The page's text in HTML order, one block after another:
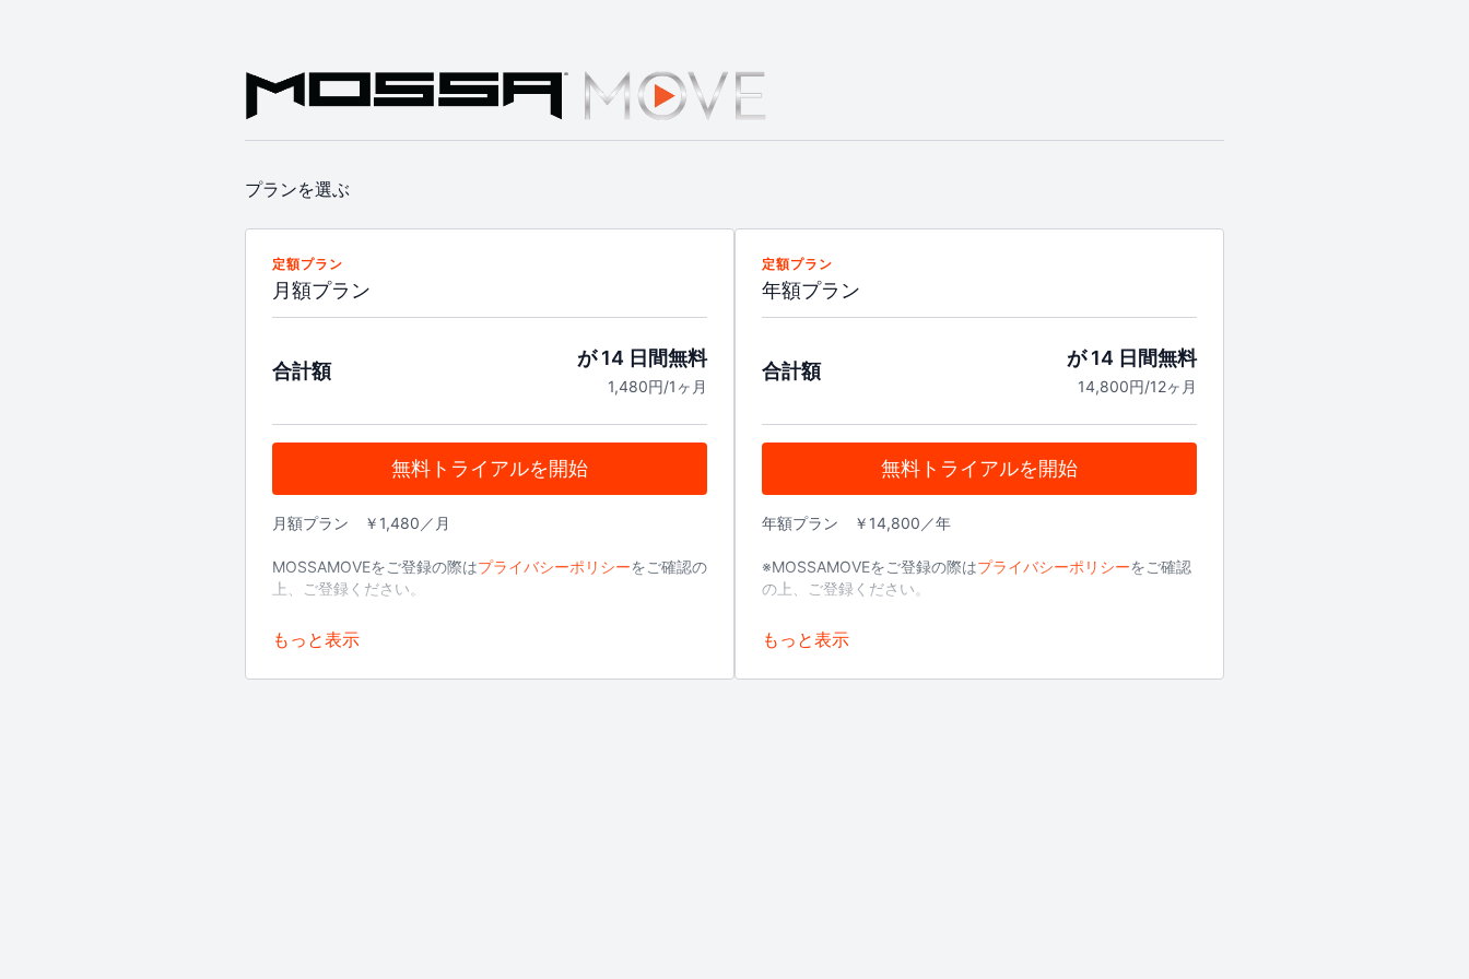
プランを選ぶ
定額プラン
月額プラン
合計額
が 14 日間無料
1,480円/1ヶ月
無料トライアルを開始
月額プラン ￥1,480／月
MOSSAMOVEをご登録の際はプライバシーポリシーをご確認の
上、ご登録ください。
※3Dセキュアを導入しました。詳細は
い
定額プラン
年額プラン
合計額
が 14 日間無料
14,800円/12ヶ月
無料トライアルを開始
年額プラン ￥14,800／年
※MOSSAMOVEをご登録の際はプライバシーポリシーをご確認
の上、ご登録ください。
※3Dセキュアを導入しました。詳細は
い